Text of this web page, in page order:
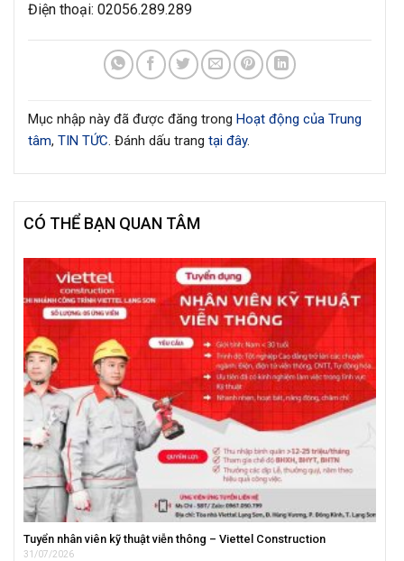
Điện thoại: 02056.289.289
Mục nhập này đã được đăng trong Hoạt động của Trung
tâm, TIN TỨC. Đánh dấu trang tại đây.
CÓ THỂ BẠN QUAN TÂM
Tuyển nhân viên kỹ thuật viễn thông – Viettel Construction
31/07/2026